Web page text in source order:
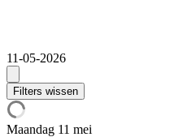
11-05-2026
Filters wissen
Maandag 11 mei